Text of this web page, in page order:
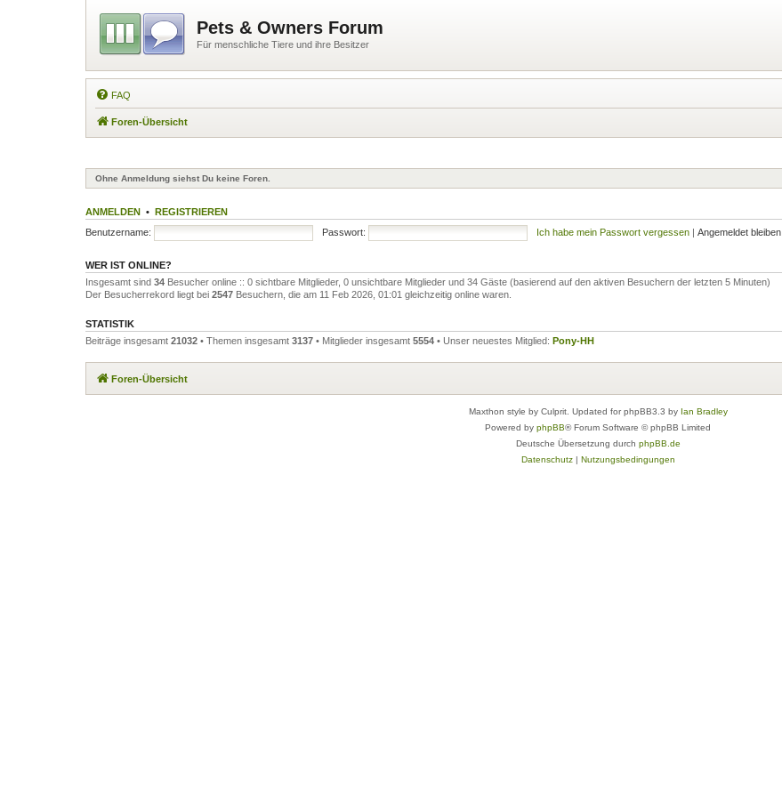
Pets & Owners Forum
Für menschliche Tiere und ihre Besitzer
FAQ
Foren-Übersicht
Ohne Anmeldung siehst Du keine Foren.
ANMELDEN • REGISTRIEREN
Benutzername:
Passwort: Ich habe mein Passwort vergessen | Angemeldet bleiben
WER IST ONLINE?
Insgesamt sind 34 Besucher online :: 0 sichtbare Mitglieder, 0 unsichtbare Mitglieder und 34 Gäste (basierend auf den aktiven Besuchern der letzten 5 Minuten)
Der Besucherrekord liegt bei 2547 Besuchern, die am 11 Feb 2026, 01:01 gleichzeitig online waren.
STATISTIK
Beiträge insgesamt 21032 • Themen insgesamt 3137 • Mitglieder insgesamt 5554 • Unser neuestes Mitglied: Pony-HH
Foren-Übersicht
Maxthon style by Culprit. Updated for phpBB3.3 by Ian Bradley
Powered by phpBB® Forum Software © phpBB Limited
Deutsche Übersetzung durch phpBB.de
Datenschutz| Nutzungsbedingungen